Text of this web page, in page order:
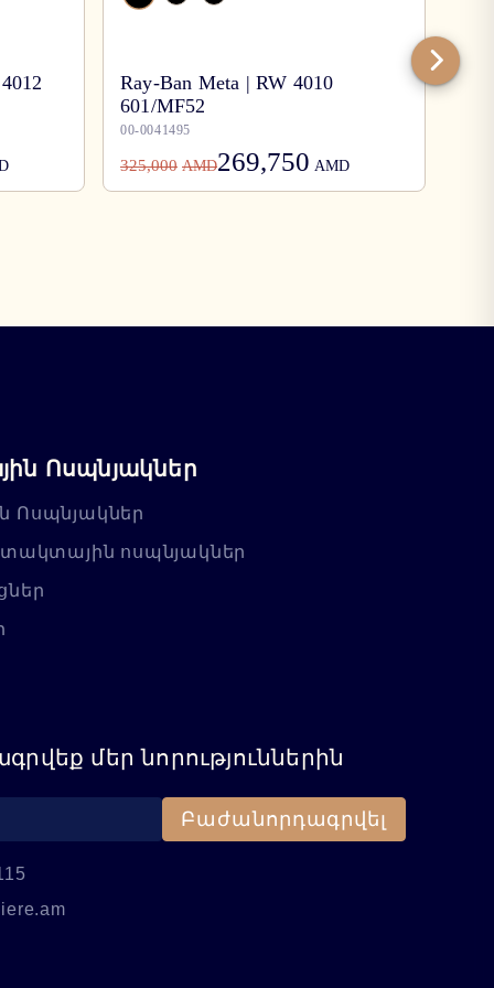
Ray-Ban Meta | RW 4010
601/MF52
00-0041495
325,000 AMD269,750 AMD
Ոսպնյակներ
Ոսպնյակներ
ոսպնյակներ
մեր նորություններին
Բաժանորդագրվել